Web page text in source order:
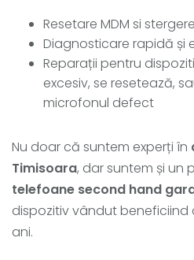
Resetare MDM si
Diagnosticare rapidă și
Reparații pentru
excesiv, se resetează,
microfonul defect
Nu doar că suntem experți în
Timisoara, dar suntem și un
telefoane second hand
dispozitiv vândut beneficiind
ani.